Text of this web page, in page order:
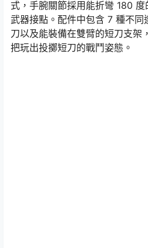
式，手腕關節採用能折彎 180
武器接點。配件中包含 7 種不同
刀以及能裝備在雙臂的短刀支架
把玩出投擲短刀的戰鬥姿態。